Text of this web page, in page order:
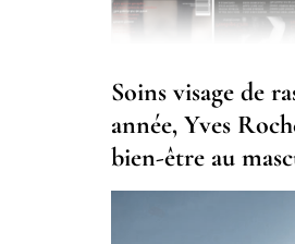
Soins visage de
année, Yves
bien-être au